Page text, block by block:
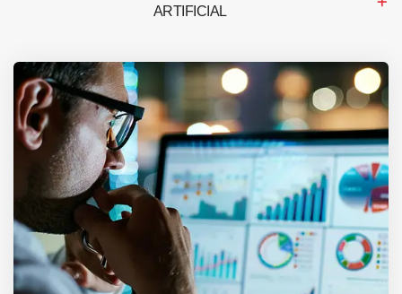
ARTIFICIAL